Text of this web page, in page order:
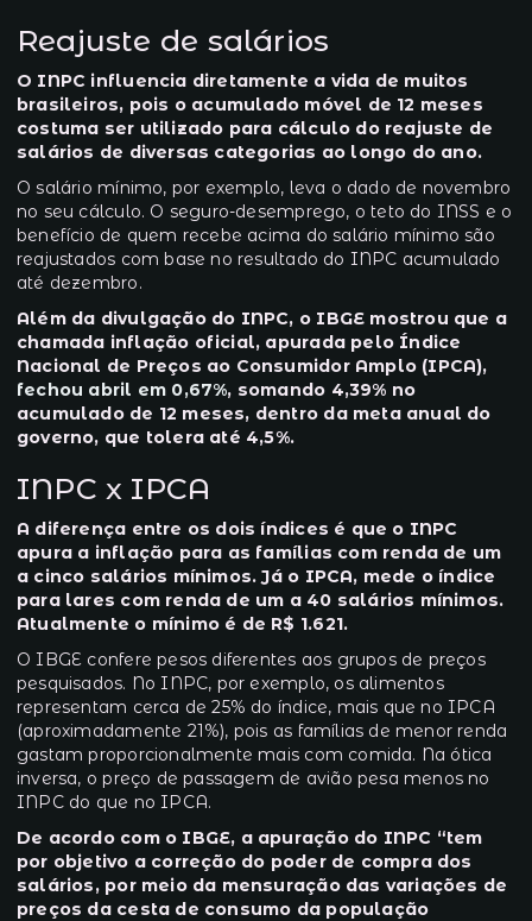
Reajuste de salários
O INPC influencia diretamente a vida de muitos
brasileiros, pois o acumulado móvel de 12 meses
costuma ser utilizado para cálculo do reajuste de
salários de diversas categorias ao longo do ano.
O salário mínimo, por exemplo, leva o dado de novembro
no seu cálculo. O seguro-desemprego, o teto do INSS e o
benefício de quem recebe acima do salário mínimo são
reajustados com base no resultado do INPC acumulado
até dezembro.
Além da divulgação do INPC, o IBGE mostrou que a
chamada inflação oficial, apurada pelo Índice
Nacional de Preços ao Consumidor Amplo (IPCA),
fechou abril em 0,67%, somando 4,39% no
acumulado de 12 meses, dentro da meta anual do
governo, que tolera até 4,5%.
INPC x IPCA
A diferença entre os dois índices é que o INPC
apura a inflação para as famílias com renda de um
a cinco salários mínimos. Já o IPCA, mede o índice
para lares com renda de um a 40 salários mínimos.
Atualmente o mínimo é de R$ 1.621.
O IBGE confere pesos diferentes aos grupos de preços
pesquisados. No INPC, por exemplo, os alimentos
representam cerca de 25% do índice, mais que no IPCA
(aproximadamente 21%), pois as famílias de menor renda
gastam proporcionalmente mais com comida. Na ótica
inversa, o preço de passagem de avião pesa menos no
INPC do que no IPCA.
De acordo com o IBGE, a apuração do INPC “tem
por objetivo a correção do poder de compra dos
salários, por meio da mensuração das variações de
preços da cesta de consumo da população